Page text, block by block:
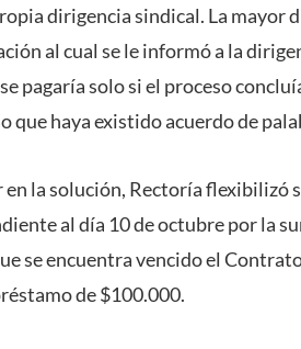
dirigencia sindical. La mayor
al cual se le informó a la
pagaría solo si el proceso
que haya existido acuerdo de
en la solución, Rectoría flexibilizó
al día 10 de octubre por la
se encuentra vencido el
de $100.000.